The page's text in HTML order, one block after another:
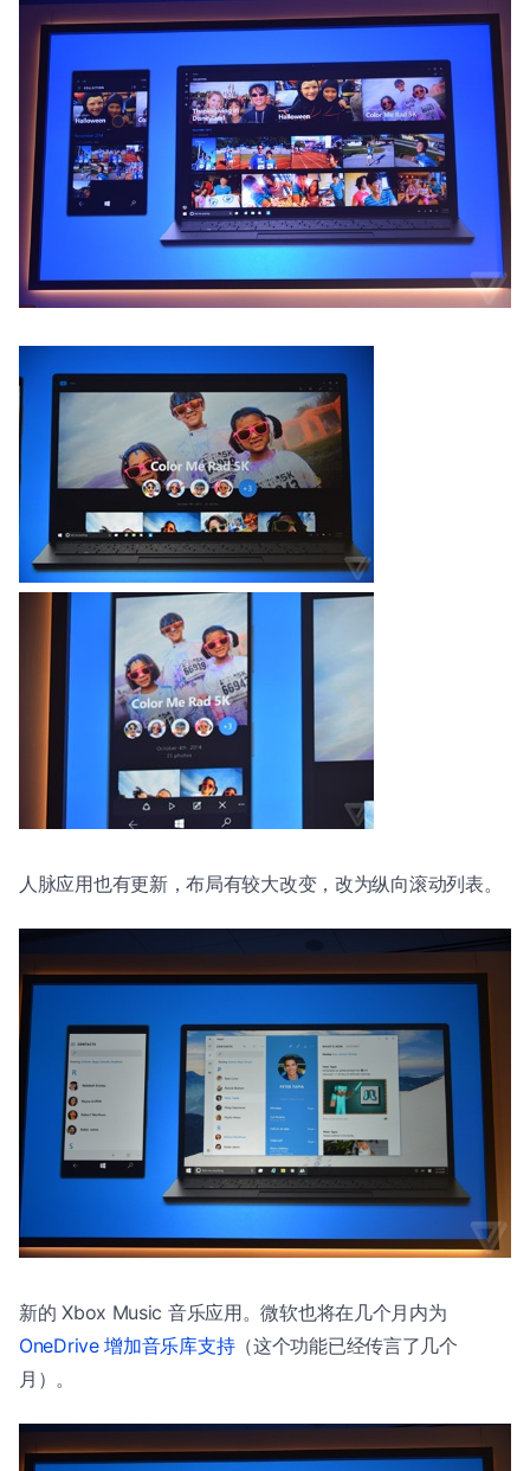
人脉应用也有更新，布局有较大改变，改为纵向滚动列表。
新的 Xbox Music 音乐应用。微软也将在几个月内为
OneDrive 增加音乐库支持（这个功能已经传言了几个
月）。